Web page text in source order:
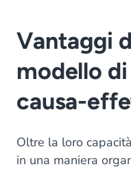
Vantaggi
modello
causa-
Oltre la loro
in una maniera